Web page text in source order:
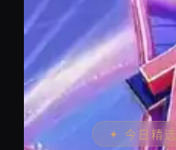
✦ 今日精选